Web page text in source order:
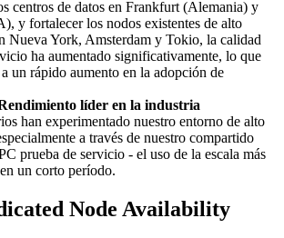
centros de datos en Frankfurt (Alemania) y
y fortalecer los nodos existentes de alto
Nueva York, Amsterdam y Tokio, la calidad
ha aumentado significativamente, lo que
un rápido aumento en la adopción de
líder en la industria
han experimentado nuestro entorno de alto
a través de nuestro compartido
prueba de servicio - el uso de la escala más
un corto período.
Node Availability